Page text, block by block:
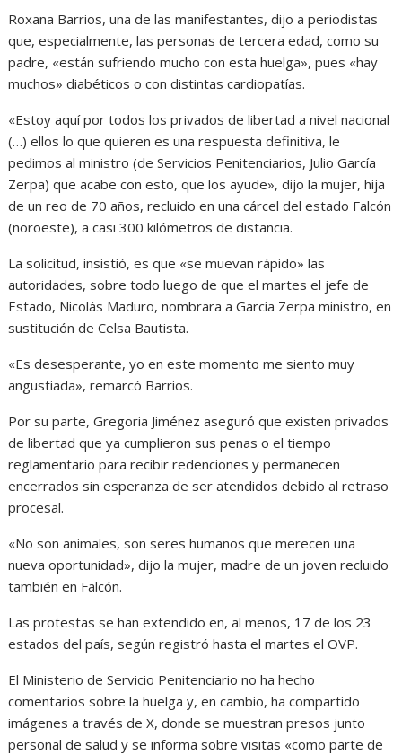
Roxana Barrios, una de las manifestantes, dijo a periodistas
que, especialmente, las personas de tercera edad, como su
padre, «están sufriendo mucho con esta huelga», pues «hay
muchos» diabéticos o con distintas cardiopatías.
«Estoy aquí por todos los privados de libertad a nivel nacional
(…) ellos lo que quieren es una respuesta definitiva, le
pedimos al ministro (de Servicios Penitenciarios, Julio García
Zerpa) que acabe con esto, que los ayude», dijo la mujer, hija
de un reo de 70 años, recluido en una cárcel del estado Falcón
(noroeste), a casi 300 kilómetros de distancia.
La solicitud, insistió, es que «se muevan rápido» las
autoridades, sobre todo luego de que el martes el jefe de
Estado, Nicolás Maduro, nombrara a García Zerpa ministro, en
sustitución de Celsa Bautista.
«Es desesperante, yo en este momento me siento muy
angustiada», remarcó Barrios.
Por su parte, Gregoria Jiménez aseguró que existen privados
de libertad que ya cumplieron sus penas o el tiempo
reglamentario para recibir redenciones y permanecen
encerrados sin esperanza de ser atendidos debido al retraso
procesal.
«No son animales, son seres humanos que merecen una
nueva oportunidad», dijo la mujer, madre de un joven recluido
también en Falcón.
Las protestas se han extendido en, al menos, 17 de los 23
estados del país, según registró hasta el martes el OVP.
El Ministerio de Servicio Penitenciario no ha hecho
comentarios sobre la huelga y, en cambio, ha compartido
imágenes a través de X, donde se muestran presos junto
personal de salud y se informa sobre visitas «como parte de